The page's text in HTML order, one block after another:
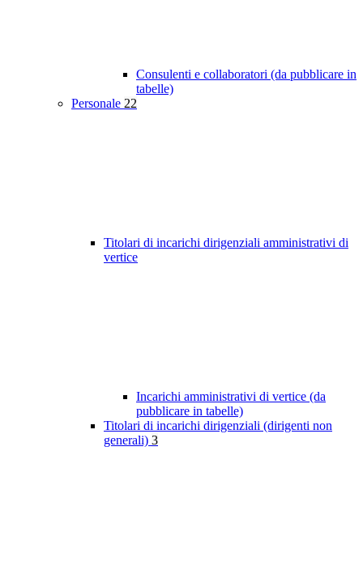
Consulenti e collaboratori (da pubblicare in
tabelle)
Personale 22
Titolari di incarichi dirigenziali amministrativi di
vertice
Incarichi amministrativi di vertice (da
pubblicare in tabelle)
Titolari di incarichi dirigenziali (dirigenti non
generali) 3